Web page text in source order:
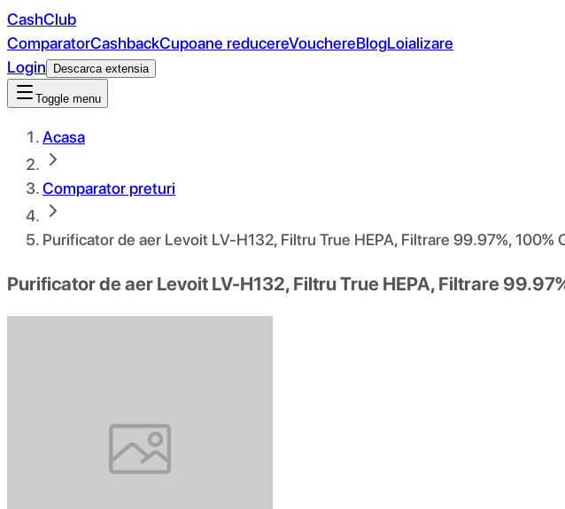
CashClub
ComparatorCashbackCupoane reducereVouchereBlogLoializare
Login
Descarca extensia
Toggle menu
Acasa
Comparator preturi
Purificator de aer Levoit LV-H132, Filtru True HEPA, Filtrare 99.97%, 100%
Purificator de aer Levoit LV-H132, Filtru True HEPA, Filtrare